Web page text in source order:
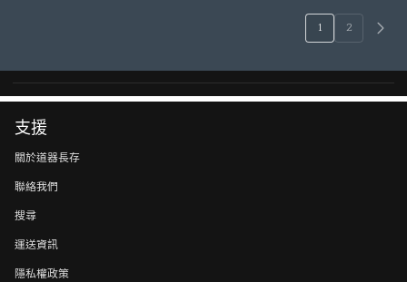
1 2
支援
關於道器長存
聯絡我們
搜尋
運送資訊
隱私權政策